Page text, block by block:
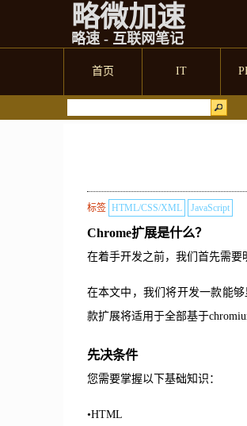
略微加速
略速 - 互联网笔记
首页 IT
标签 HTML/CSS/XML JavaScript
Chrome扩展是什么？
在着手开发之前，我们首先需要
在本文中，我们将开发一款能
款扩展将适用于全部基于
先决条件
您需要掌握以下基础知识：
•HTML